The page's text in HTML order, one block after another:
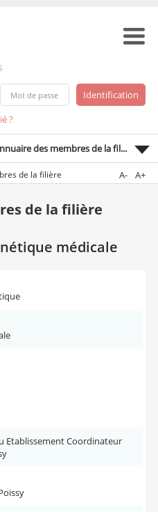
?
des membres de la fil...
de la filière A- A+
de la filière
médicale
Etablissement Coordinateur